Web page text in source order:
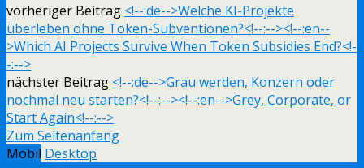
vorheriger Beitrag <!--:de-->Welche KI-Projekte
überleben ohne Token-Subventionen?<!--:--><!--:en--
>Which AI Projects Survive When Token Subsidies End?<!-
-:-->
nächster Beitrag <!--:de-->Grau werden, Konzern oder
nochmal neu starten?<!--:--><!--:en-->Grey, Corporate, or
Start Again<!--:-->
Zum Seitenanfang
Mobil Desktop